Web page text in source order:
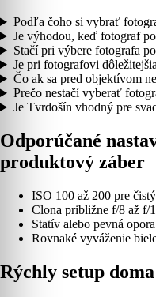
Podľa čoho si vybrať
Je výhodou, keď fotograf
Stačí pri výbere fotografa
Je pri fotografovi
Čo ak sa pred objektívom
Prečo nestačí vyberať
Je Tvrdošín vhodný pre
Odporúčané
produktový záber
ISO 100 až 200 pre
Clona približne f/8 až f/
Statív alebo pevná
Rovnaké vyváženie
Rýchly setup doma